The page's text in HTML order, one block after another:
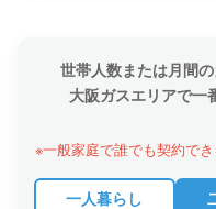
世帯人数または月間
大阪ガスエリアで一
※一般家庭で誰でも契約で
一人暮らし